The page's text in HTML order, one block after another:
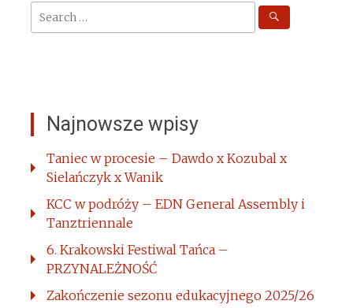
Search
for:
Najnowsze wpisy
Taniec w procesie – Dawdo x Kozubal x
Sielańczyk x Wanik
KCC w podróży – EDN General Assembly i
Tanztriennale
6. Krakowski Festiwal Tańca –
PRZYNALEŻNOŚĆ
Zakończenie sezonu edukacyjnego 2025/26